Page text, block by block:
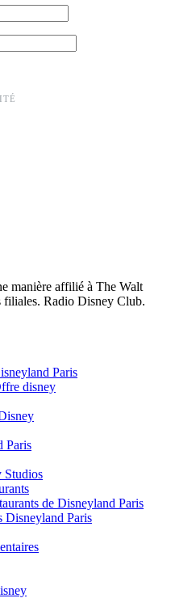
manière affilié à The Walt
filiales. Radio Disney Club.
Paris
disney
Paris
Studios
de Disneyland Paris
Disneyland Paris